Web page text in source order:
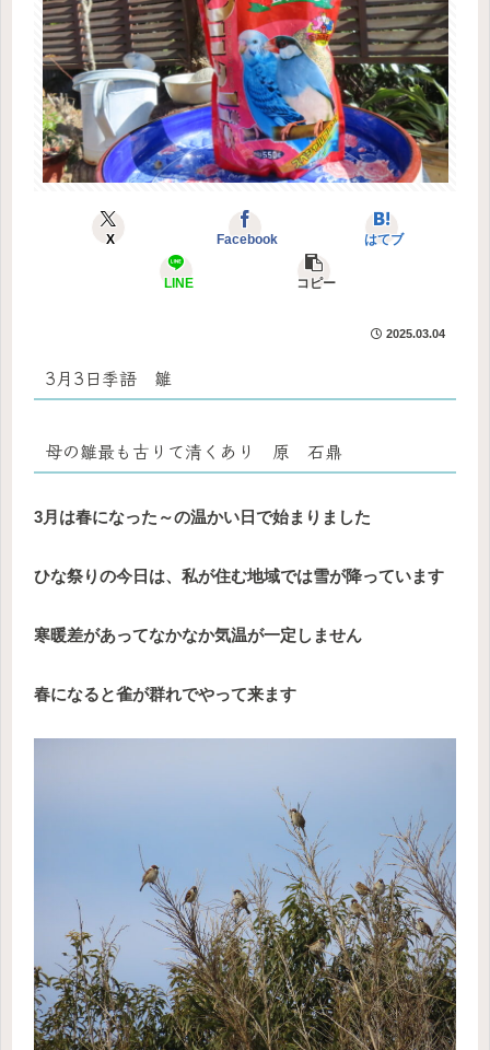
X Facebook はてブ
LINE コピー
2025.03.04
3月3日季語 雛
母の雛最も古りて清くあり 原 石鼎
3月は春になった～の温かい日で始まりました
ひな祭りの今日は、私が住む地域では雪が降っています
寒暖差があってなかなか気温が一定しません
春になると雀が群れでやって来ます